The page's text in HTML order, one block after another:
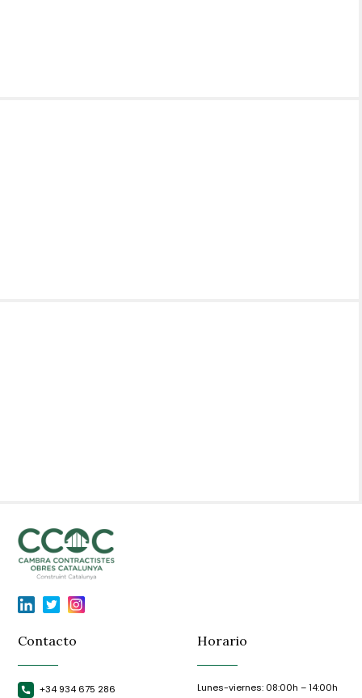
Contacto
+34 934 675 286
Horario
Lunes-viernes: 08:00h – 14:00h